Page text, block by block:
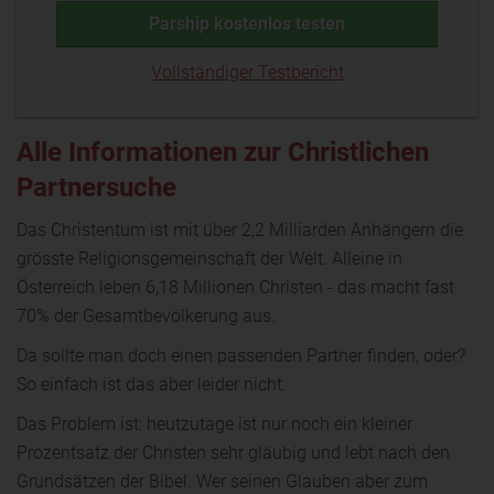
Parship kostenlos testen
Vollständiger Testbericht
Alle Informationen zur Christlichen
Partnersuche
Das Christentum ist mit über 2,2 Milliarden Anhängern die
grösste Religionsgemeinschaft der Welt. Alleine in
Österreich leben 6,18 Millionen Christen - das macht fast
70% der Gesamtbevölkerung aus.
Da sollte man doch einen passenden Partner finden, oder?
So einfach ist das aber leider nicht.
Das Problem ist: heutzutage ist nur noch ein kleiner
Prozentsatz der Christen sehr gläubig und lebt nach den
Grundsätzen der Bibel. Wer seinen Glauben aber zum